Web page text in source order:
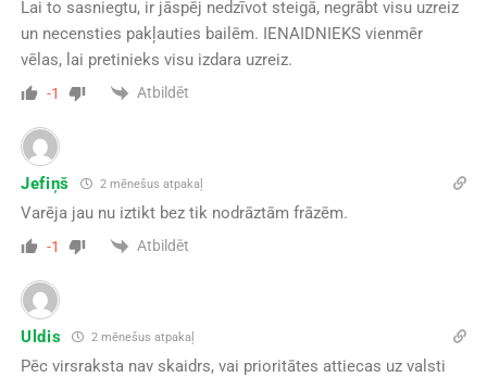
Lai to sasniegtu, ir jāspēj nedzīvot steigā, negrābt visu uzreiz
un necensties pakļauties bailēm. IENAIDNIEKS vienmēr
vēlas, lai pretinieks visu izdara uzreiz.
-1 Atbildēt
Jefiņš 2 mēnešus atpakaļ
Varēja jau nu iztikt bez tik nodrāztām frāzēm.
-1 Atbildēt
Uldis 2 mēnešus atpakaļ
Pēc virsraksta nav skaidrs, vai prioritātes attiecas uz valsti